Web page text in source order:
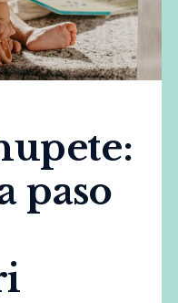
paso